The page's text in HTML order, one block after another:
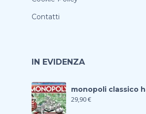
Contatti
IN EVIDENZA
monopoli classico
29,90€